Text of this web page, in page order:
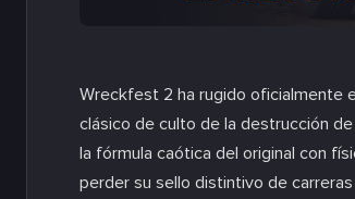
Wreckfest 2 ha rugido oficialmente
clásico de culto de la destrucción
la fórmula caótica del original con
perder su sello distintivo de